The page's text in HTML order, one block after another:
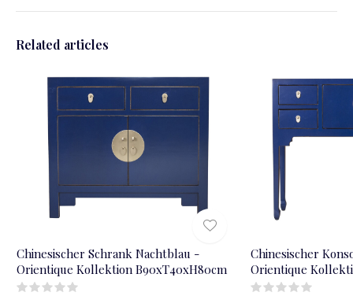
Related articles
Chinesischer Schrank Nachtblau -
Orientique Kollektion B90xT40xH80cm
Chinesischer
Orientique